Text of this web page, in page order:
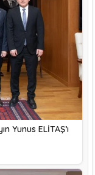
Yunus ELİTAŞ’ı